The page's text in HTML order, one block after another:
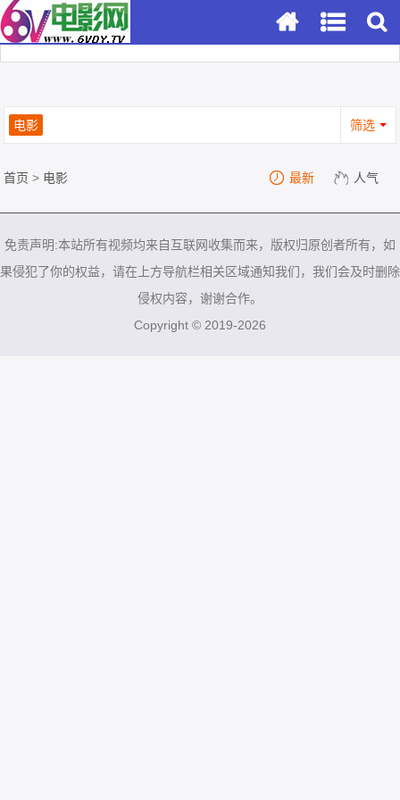
电影 筛选
首页 > 电影 最新 人气
免责声明:本站所有视频均来自互联网收集而来，版权归原创者所有，如
果侵犯了你的权益，请在上方导航栏相关区域通知我们，我们会及时删除
侵权内容，谢谢合作。
Copyright © 2019-2026